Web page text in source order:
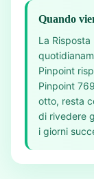
Quando
La
Pinpoint
Pinpoint
otto, resta
di rivedere
i giorni